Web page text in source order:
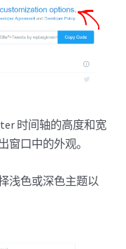
时间轴的高度和宽
窗口中的外观。
浅色或深色主题以